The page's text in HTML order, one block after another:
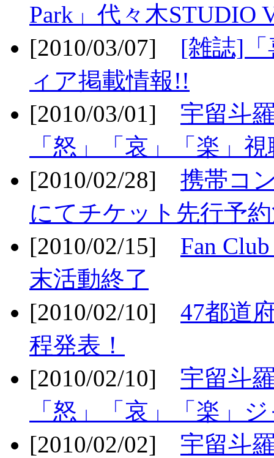
Park」代々木STUDIO
[2010/03/07] [雑誌]「
ィア掲載情報!!
[2010/03/01] 宇留斗
「怒」「哀」「楽」
[2010/02/28] 携帯コ
にてチケット先行予
[2010/02/15] Fan
末活動終了
[2010/02/10] 47都道
程発表！
[2010/02/10] 宇留斗
「怒」「哀」「楽」
[2010/02/02] 宇留斗